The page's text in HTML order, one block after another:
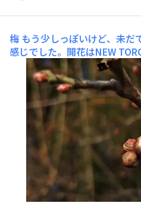
梅 もう少しっぽいけど、未だ
感じでした。開花はNEW
て、、、なんてね。 5Gさん
ね。